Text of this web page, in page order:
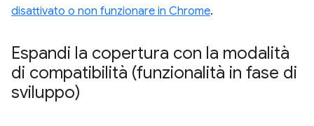
disattivato o non funzionare in Chrome.
Espandi la copertura con la modalità
di compatibilità (funzionalità in fase di
sviluppo)